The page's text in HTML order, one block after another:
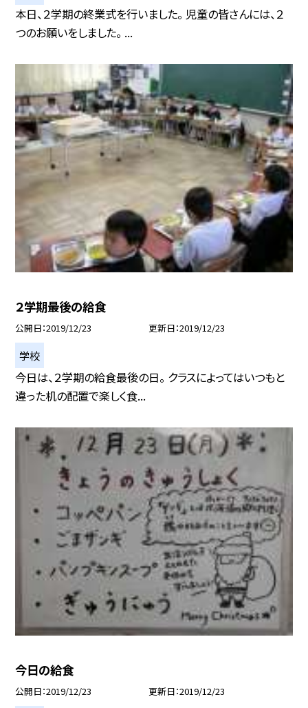
本日、２学期の終業式を行いました。 児童の皆さんには、２
つのお願いをしました。 ...
２学期最後の給食
公開日 2019/12/23 更新日 2019/12/23
学校
今日は、２学期の給食最後の日。 クラスによってはいつもと
違った机の配置で楽しく食...
今日の給食
公開日 2019/12/23 更新日 2019/12/23